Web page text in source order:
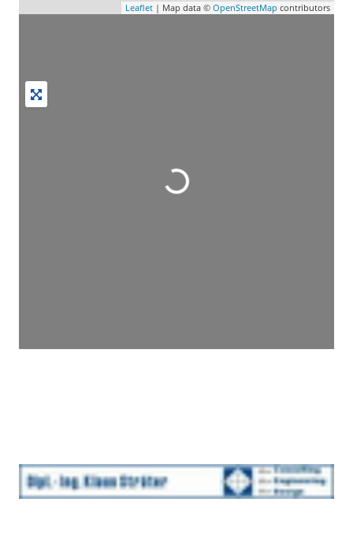
Leaflet | Map data © OpenStreetMap contributors
Wird geladen …